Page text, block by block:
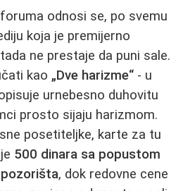
odnosi se, po svemu
koja je premijerno
ne prestaje da puni sale.
kao „Dve harizme“ - u
urnebesno duhovitu
prosto sijaju harizmom.
posetiteljke, karte za tu
500 dinara sa popustom
, dok redovne cene